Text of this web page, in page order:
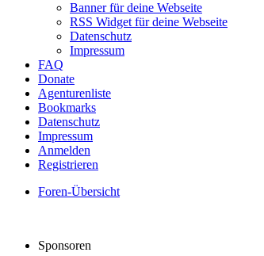
Banner für deine Webseite
RSS Widget für deine Webseite
Datenschutz
Impressum
FAQ
Donate
Agenturenliste
Bookmarks
Datenschutz
Impressum
Anmelden
Registrieren
Foren-Übersicht
Sponsoren